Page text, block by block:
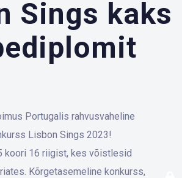
Sings kaks
Portugalis rahvusvaheline
Lisbon Sings 2023!
koori 16 riigist, kes võistlesid
Kõrgetasemeline konkurss,